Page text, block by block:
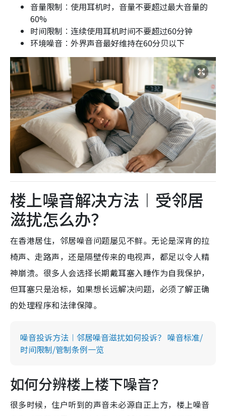
音量限制︰使用耳机时，音量不要超过最大音量的
60%
时间限制︰连续使用耳机时间不要超过60分钟
环境噪音︰外界声音最好维持在60分贝以下
楼上噪音解决方法︱受邻居
滋扰怎么办？
在香港居住，邻居噪音问题屡见不鲜。无论是深宵的拉
椅声、走路声，还是隔壁传来的电视声，都足以令人精
神崩溃。很多人会选择长期戴耳塞入睡作为自我保护，
但耳塞只是治标，如果想长远解决问题，必须了解正确
的处理程序和法律保障。
噪音投诉方法︱邻居噪音滋扰如何投诉？ 噪音标准/
时间限制/管制条例一览
如何分辨楼上楼下噪音？
很多时候，住户听到的声音未必源自正上方，楼上噪音